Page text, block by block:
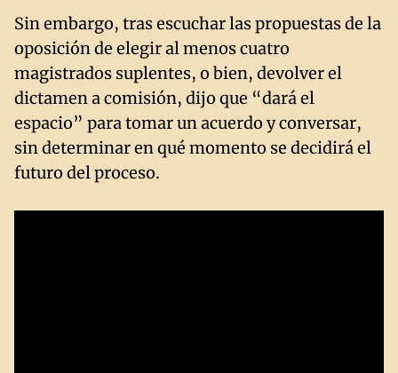
Sin embargo, tras escuchar las propuestas de la
oposición de elegir al menos cuatro
magistrados suplentes, o bien, devolver el
dictamen a comisión, dijo que “dará el
espacio” para tomar un acuerdo y conversar,
sin determinar en qué momento se decidirá el
futuro del proceso.